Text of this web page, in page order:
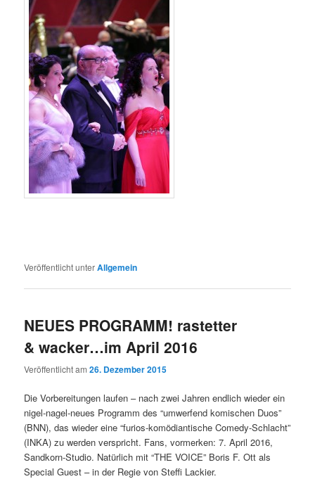
Veröffentlicht unterAllgemein
NEUES PROGRAMM! rastetter
& wacker…im April 2016
Veröffentlicht am26. Dezember 2015
Die Vorbereitungen laufen – nach zwei Jahren endlich wieder ein
nigel-nagel-neues Programm des “umwerfend komischen Duos”
(BNN), das wieder eine “furios-komödiantische Comedy-Schlacht”
(INKA) zu werden verspricht. Fans, vormerken: 7. April 2016,
Sandkorn-Studio. Natürlich mit “THE VOICE” Boris F. Ott als
Special Guest – in der Regie von Steffi Lackier.